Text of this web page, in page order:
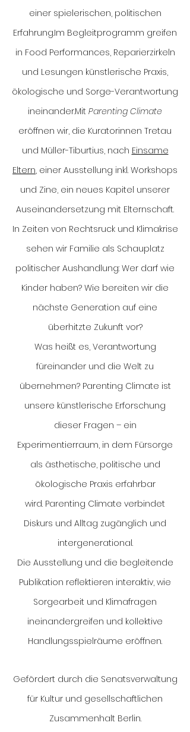
einer spielerischen, politischen
Erfahrung.Im Begleitprogramm greifen
in Food Performances, Reparierzirkeln
und Lesungen künstlerische Praxis,
ökologische und Sorge-Verantwortung
ineinander.Mit Parenting Climate
eröffnen wir, die Kuratorinnen Tretau
und Müller-Tiburtius, nach Einsame
Eltern, einer Ausstellung inkl. Workshops
und Zine, ein neues Kapitel unserer
Auseinandersetzung mit Elternschaft.
In Zeiten von Rechtsruck und Klimakrise
sehen wir Familie als Schauplatz
politischer Aushandlung: Wer darf wie
Kinder haben? Wie bereiten wir die
nächste Generation auf eine
überhitzte Zukunft vor?
Was heißt es, Verantwortung
füreinander und die Welt zu
übernehmen? Parenting Climate ist
unsere künstlerische Erforschung
dieser Fragen – ein
Experimentierraum, in dem Fürsorge
als ästhetische, politische und
ökologische Praxis erfahrbar
wird. Parenting Climate verbindet
Diskurs und Alltag zugänglich und
intergenerational.
Die Ausstellung und die begleitende
Publikation reflektieren interaktiv, wie
Sorgearbeit und Klimafragen
ineinandergreifen und kollektive
Handlungsspielräume eröffnen.
Gefördert durch die Senatsverwaltung
für Kultur und gesellschaftlichen
Zusammenhalt Berlin.